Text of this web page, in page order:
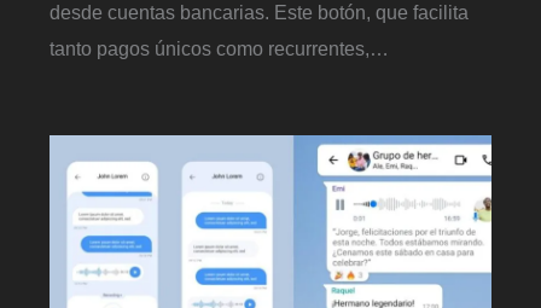
desde cuentas bancarias. Este botón, que facilita
tanto pagos únicos como recurrentes,…